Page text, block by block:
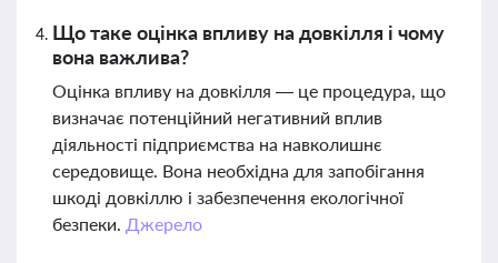
Що таке оцінка впливу на довкілля і чому
вона важлива?
Оцінка впливу на довкілля — це процедура, що
визначає потенційний негативний вплив
діяльності підприємства на навколишнє
середовище. Вона необхідна для запобігання
шкоді довкіллю і забезпечення екологічної
безпеки. Джерело